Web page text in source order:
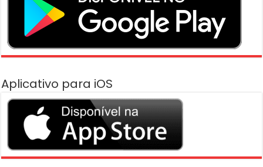
Aplicativo para iOS